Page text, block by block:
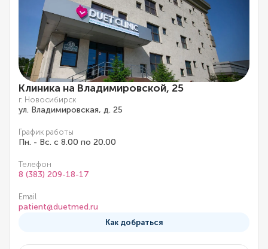
Клиника на Владимировской, 25
г. Новосибирск
ул. Владимировская, д. 25
График работы
Пн. - Вс. с 8.00 по 20.00
Телефон
8 (383) 209-18-17
Email
patient@duetmed.ru
Как добраться